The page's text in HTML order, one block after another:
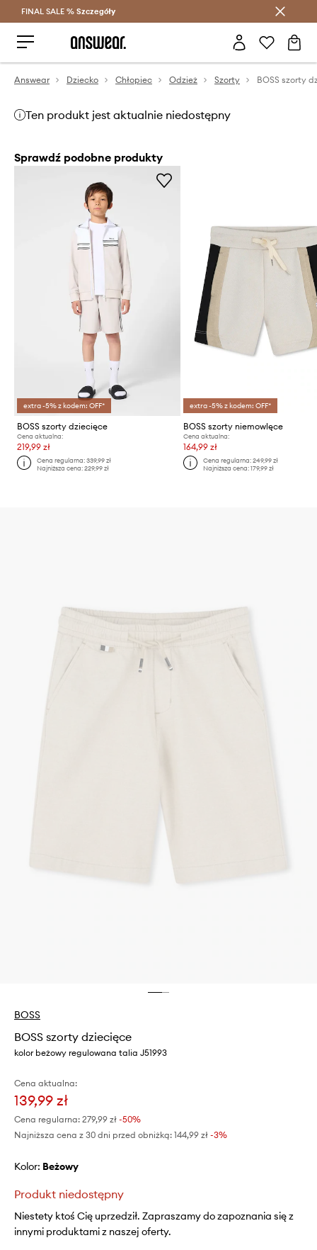
Oszczędzaj z Answear Club >
FINAL SALE % Szczegóły
Answear Dziecko Chłopiec Odzież Szorty BOSS szorty
Ten produkt jest aktualnie niedostępny
Sprawdź podobne produkty
extra -5% z kodem: OFF*
BOSS szorty dziecięce
Cena aktualna:
219,99 zł
Cena regularna:339,99 zł
Najniższa cena:229,99 zł
extra -5% z kodem: OFF*
BOSS szorty niemowlęce
Cena aktualna:
164,99 zł
Cena regularna: 249,99 zł
Najniższa cena: 179,99 zł
BOSS
BOSS szorty dziecięce
kolor beżowy regulowana talia J51993
Cena aktualna:
139,99 zł
Cena regularna: 279,99 zł -50%
Najniższa cena z 30 dni przed obniżką: 144,99 zł -3%
Kolor: beżowy
Produkt niedostępny
Niestety ktoś Cię uprzedził. Zapraszamy do zapoznania się z
innymi produktami z naszej oferty.